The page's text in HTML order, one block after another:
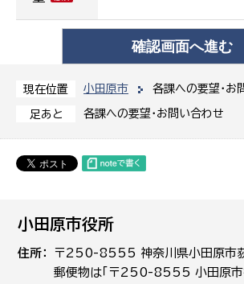
現在位置 小田原市 各課への要望・お
足あと 各課への要望・お問い合わせ
小田原市役所
住所
〒250-8555 神奈川県小田原市
郵便物は「〒250-8555 小田原市